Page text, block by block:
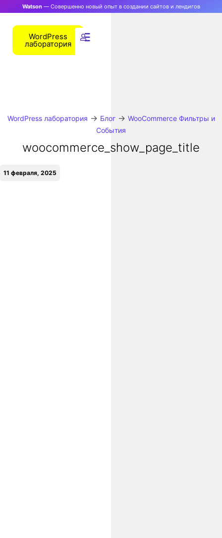
Watson— Совершенно новый опыт в создании сайтов и лендигов
WordPress
лаборатория
WordPress лаборатория → Блог→ WooCommerce Фильтры и
События
woocommerce_show_page_title
11 февраля, 2025